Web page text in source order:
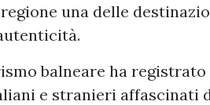
una delle
balneare ha
e stranieri affascinati